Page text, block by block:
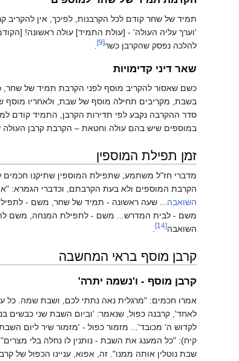
תמיד של שחר קודם לכל הקרבנות, לפיכך, אין
'וערך עליה העולה' - [עולת התמיד] עולה ראשונה!
להלכה נפסק שהקרבן כשר[9]
שאר דיני קדימויות
כשם שאסור להקריב מוסף לפני הקרבת תמיד של שחר,
בשבת, מקריבים תחילה מוסף של שבת, ולאחריו מוסף
סדר ההקרבה נקבע לפי תדירות הקרבן, התמיד קודם
במוספים שיש בהם עולה וחטאת – הקרבת קרבן
זמן תפילת המוספין
מדברי חז"ל משתמע, שתפילת המוספין שתיקנו
הקרבת המוספים ולא בעת הקרבתם, וכדברי הגמרא:
השואבה ... שעה ראשונה - תמיד של שחר, משם -
משם - לבית המדרש... משם - לתפילת המנחה, משם
השואבה[14]
קרבן מוסף בראי המחשבה
קרבן מוסף - ו'נשמה יתרה'
אמרו חכמים: "מרגלית נאה נתתי לכם, ושבת שמה. כל
לאחד', קרבנה כפול, שנאמר: 'וביום השבת שני כבשים
לקדוש ה' מכובד'... מזמור כפול - 'מזמור שיר ליום
קיח): "כל המענג את השבת - נותנין לו נחלה בלי
שבת נוטלין אותה ממנו". זה, אפוא, עניינו הכפול של